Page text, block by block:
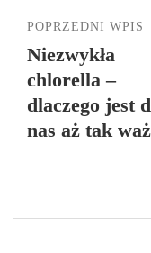
POPRZEDNI WPIS
Niezwykła
chlorella –
dlaczego jest
nas aż tak